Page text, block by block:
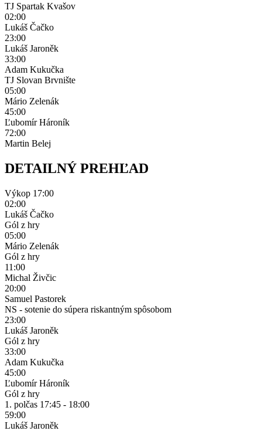
TJ Spartak Kvašov
02:00
Lukáš Čačko
23:00
Lukáš Jaroněk
33:00
Adam Kukučka
TJ Slovan Brvnište
05:00
Mário Zelenák
45:00
Ľubomír Hároník
72:00
Martin Belej
DETAILNÝ PREHĽAD
Výkop 17:00
02:00
Lukáš Čačko
Gól z hry
05:00
Mário Zelenák
Gól z hry
11:00
Michal Živčic
20:00
Samuel Pastorek
NS - sotenie do súpera riskantným spôsobom
23:00
Lukáš Jaroněk
Gól z hry
33:00
Adam Kukučka
45:00
Ľubomír Hároník
Gól z hry
1. polčas 17:45 - 18:00
59:00
Lukáš Jaroněk